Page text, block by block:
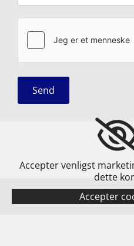
Accepter venligst
dette
Accepter